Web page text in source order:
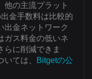
他の主流プラット
金手数料は比較的
出金ネットワーク
ガス料金の低いネ
らに削減できま
ては、
Bitgetの公